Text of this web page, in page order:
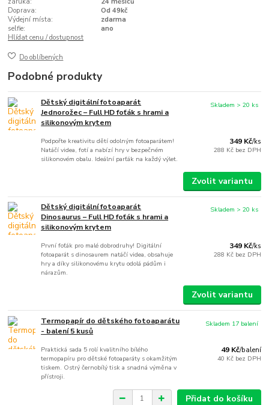
Doprava:
Od 49kč
Výdejní místa:
zdarma
selfie:
ano
Hlídat cenu / dostupnost
Do oblíbených
Podobné produkty
Dětský digitální fotoaparát
Jednorožec – Full HD foťák s hrami a
silikonovým krytem
Podpořte kreativitu dětí odolným fotoaparátem!
Natáčí videa, fotí a nabízí hry v bezpečném
silikonovém obalu. Ideální parťák na každý výlet.
349 Kč/ks
288 Kč bez DPH
Skladem > 20 ks
Zvolit variantu
Dětský digitální fotoaparát
Dinosaurus – Full HD foťák s hrami a
silikonovým krytem
První foťák pro malé dobrodruhy! Digitální
fotoaparát s dinosaurem natáčí videa, obsahuje
hry a díky silikonovému krytu odolá pádům i
nárazům.
349 Kč/ks
288 Kč bez DPH
Skladem > 20 ks
Zvolit variantu
Termopapír do dětského fotoaparátu
- balení 5 kusů
Praktická sada 5 rolí kvalitního bílého
termopapíru pro dětské fotoaparáty s okamžitým
tiskem. Ostrý černobílý tisk a snadná výměna v
přístroji.
49 Kč/balení
40 Kč bez DPH
Skladem 17 balení
Přidat do košíku